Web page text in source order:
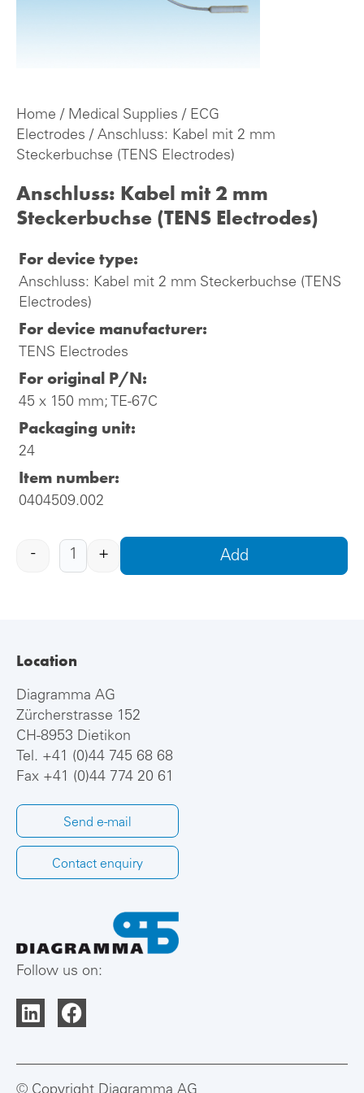
Home / Medical Supplies / ECG
Electrodes / Anschluss: Kabel mit 2 mm
Steckerbuchse (TENS Electrodes)
Anschluss: Kabel mit 2 mm
Steckerbuchse (TENS Electrodes)
For device type:
Anschluss: Kabel mit 2 mm Steckerbuchse (TENS
Electrodes)
For device manufacturer:
TENS Electrodes
For original P/N:
45 x 150 mm; TE-67C
Packaging unit:
24
Item number:
0404509.002
- + Add
Location
Diagramma AG
Zürcherstrasse 152
CH-8953 Dietikon
Tel. +41 (0)44 745 68 68
Fax +41 (0)44 774 20 61
Send e-mail
Contact enquiry
Follow us on: